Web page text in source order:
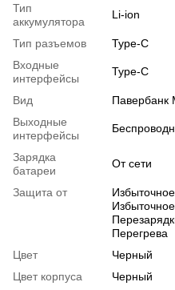
Тип
аккумулятора
Li-ion
Тип разъемов
Type-C
Входные
интерфейсы
Type-C
Вид
Павербанк
Выходные
интерфейсы
Зарядка
батареи
От сети
Защита от
Перегрева
Цвет
Черный
Цвет корпуса
Черный